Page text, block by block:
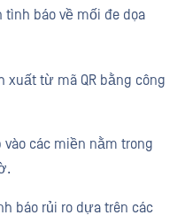
báo về mối đe dọa
từ ​​mã QR bằng công
vào các miền nằm trong
báo rủi ro dựa trên các